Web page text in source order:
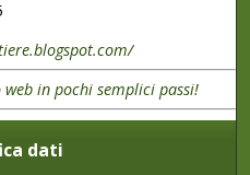
in pochi semplici passi!
dati